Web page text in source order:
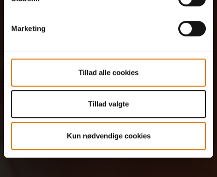
Marketing
Tillad alle cookies
Tillad valgte
Kun nødvendige cookies